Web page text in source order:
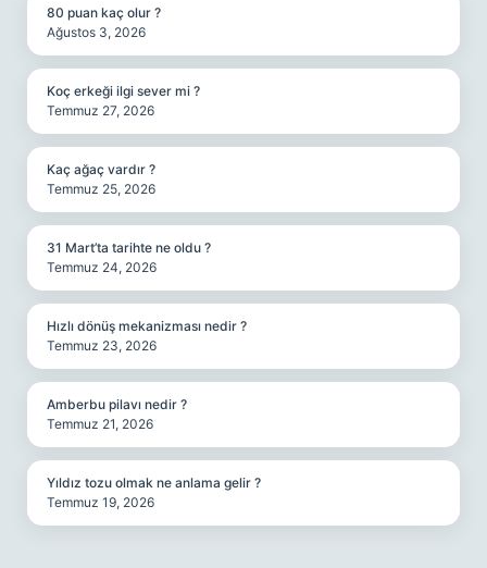
80 puan kaç olur ?
Ağustos 3, 2026
Koç erkeği ilgi sever mi ?
Temmuz 27, 2026
Kaç ağaç vardır ?
Temmuz 25, 2026
31 Mart’ta tarihte ne oldu ?
Temmuz 24, 2026
Hızlı dönüş mekanizması nedir ?
Temmuz 23, 2026
Amberbu pilavı nedir ?
Temmuz 21, 2026
Yıldız tozu olmak ne anlama gelir ?
Temmuz 19, 2026